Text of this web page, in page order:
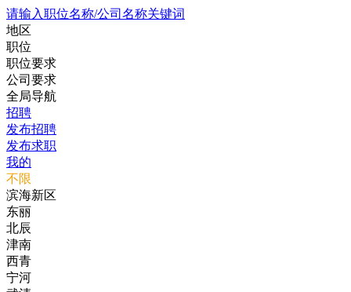
请输入职位名称/公司名称关键词
地区
职位
职位要求
公司要求
全局导航
招聘
发布招聘
发布求职
我的
不限
滨海新区
东丽
北辰
津南
西青
宁河